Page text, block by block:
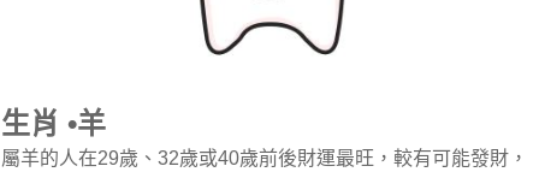
生肖 •羊
屬羊的人在29歲、32歲或40歲前後財運最旺，較有可能發財，